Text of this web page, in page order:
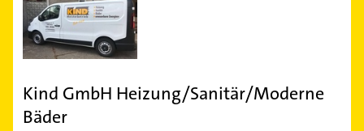
Kind GmbH Heizung/Sanitär/Moderne
Bäder